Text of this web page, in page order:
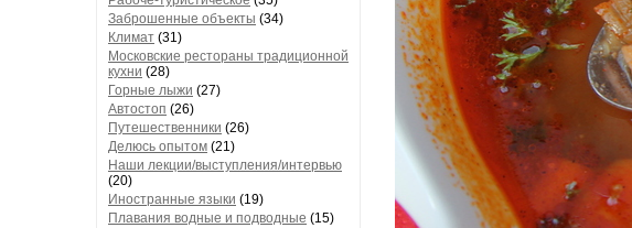
Заброшенные объекты (34)
Климат (31)
Московские рестораны традиционной
кухни (28)
Горные лыжи (27)
Автостоп (26)
Путешественники (26)
Делюсь опытом (21)
Наши лекции/выступления/интервью
(20)
Иностранные языки (19)
Плавания водные и подводные (15)